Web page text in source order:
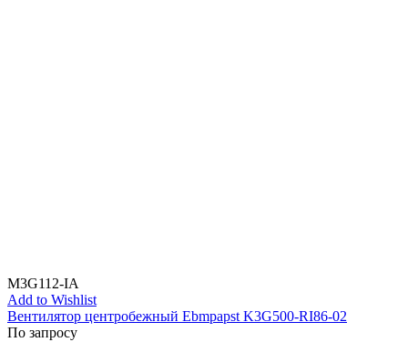
M3G112-IA
Add to Wishlist
Вентилятор центробежный Ebmpapst K3G500-RI86-02
По запросу